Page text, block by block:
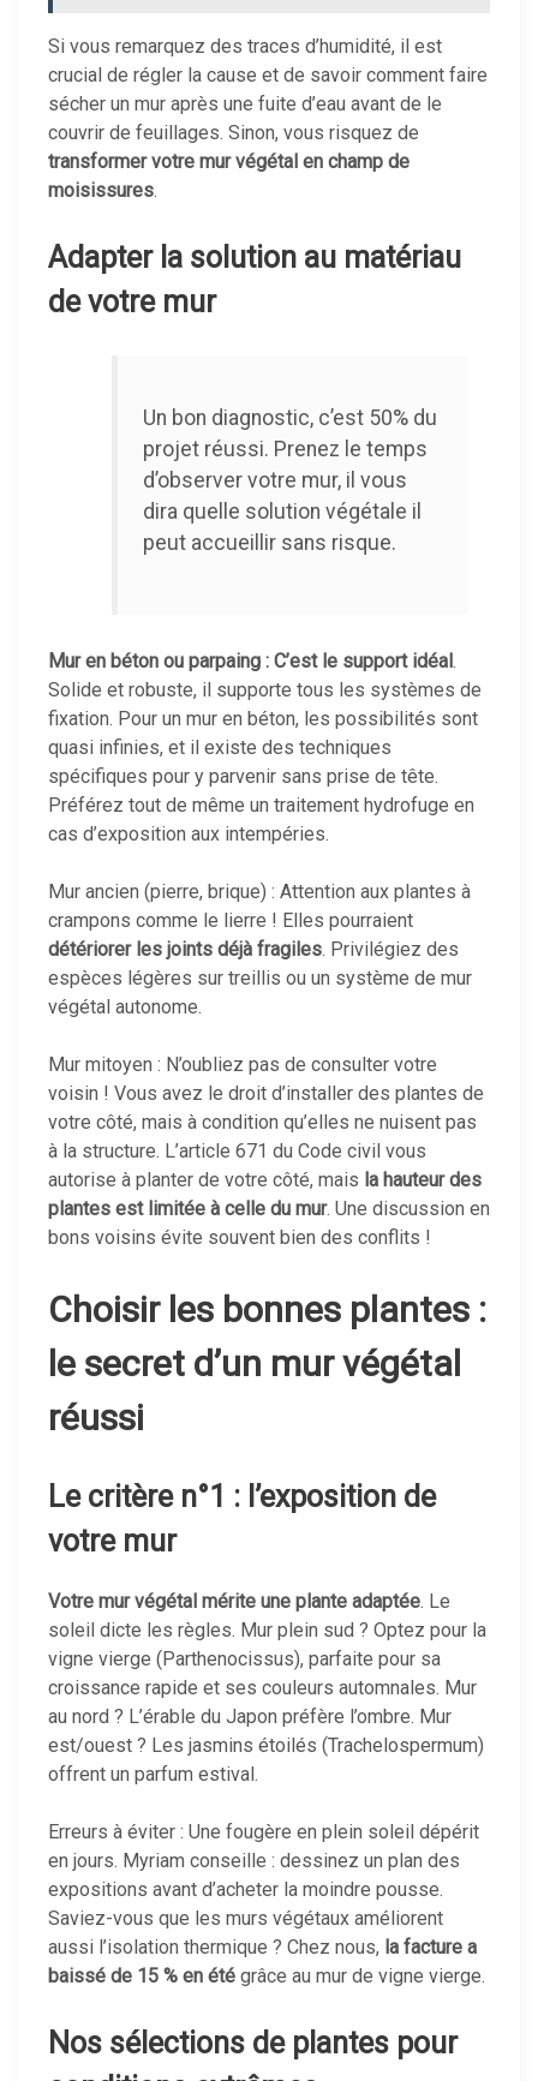
Si vous remarquez des traces d’humidité, il est
crucial de régler la cause et de savoir comment faire
sécher un mur après une fuite d’eau avant de le
couvrir de feuillages. Sinon, vous risquez de
transformer votre mur végétal en champ de
moisissures.
Adapter la solution au matériau
de votre mur
Un bon diagnostic, c’est 50% du
projet réussi. Prenez le temps
d’observer votre mur, il vous
dira quelle solution végétale il
peut accueillir sans risque.
Mur en béton ou parpaing : C’est le support idéal.
Solide et robuste, il supporte tous les systèmes de
fixation. Pour un mur en béton, les possibilités sont
quasi infinies, et il existe des techniques
spécifiques pour y parvenir sans prise de tête.
Préférez tout de même un traitement hydrofuge en
cas d’exposition aux intempéries.
Mur ancien (pierre, brique) : Attention aux plantes à
crampons comme le lierre ! Elles pourraient
détériorer les joints déjà fragiles. Privilégiez des
espèces légères sur treillis ou un système de mur
végétal autonome.
Mur mitoyen : N’oubliez pas de consulter votre
voisin ! Vous avez le droit d’installer des plantes de
votre côté, mais à condition qu’elles ne nuisent pas
à la structure. L’article 671 du Code civil vous
autorise à planter de votre côté, mais la hauteur des
plantes est limitée à celle du mur. Une discussion en
bons voisins évite souvent bien des conflits !
Choisir les bonnes plantes :
le secret d’un mur végétal
réussi
Le critère n°1 : l’exposition de
votre mur
Votre mur végétal mérite une plante adaptée. Le
soleil dicte les règles. Mur plein sud ? Optez pour la
vigne vierge (Parthenocissus), parfaite pour sa
croissance rapide et ses couleurs automnales. Mur
au nord ? L’érable du Japon préfère l’ombre. Mur
est/ouest ? Les jasmins étoilés (Trachelospermum)
offrent un parfum estival.
Erreurs à éviter : Une fougère en plein soleil dépérit
en jours. Myriam conseille : dessinez un plan des
expositions avant d’acheter la moindre pousse.
Saviez-vous que les murs végétaux améliorent
aussi l’isolation thermique ? Chez nous, la facture a
baissé de 15 % en été grâce au mur de vigne vierge.
Nos sélections de plantes pour